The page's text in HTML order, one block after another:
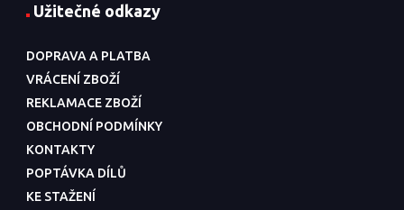
Užitečné odkazy
DOPRAVA A PLATBA
VRÁCENÍ ZBOŽÍ
REKLAMACE ZBOŽÍ
OBCHODNÍ PODMÍNKY
KONTAKTY
POPTÁVKA DÍLŮ
KE STAŽENÍ